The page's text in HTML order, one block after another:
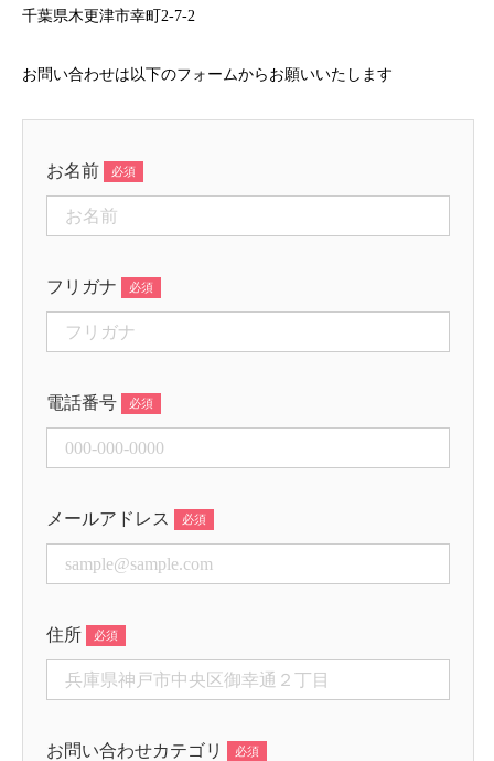
千葉県木更津市幸町2-7-2
お問い合わせは以下のフォームからお願いいたします
お名前
フリガナ
電話番号
メールアドレス
住所
お問い合わせカテゴリ